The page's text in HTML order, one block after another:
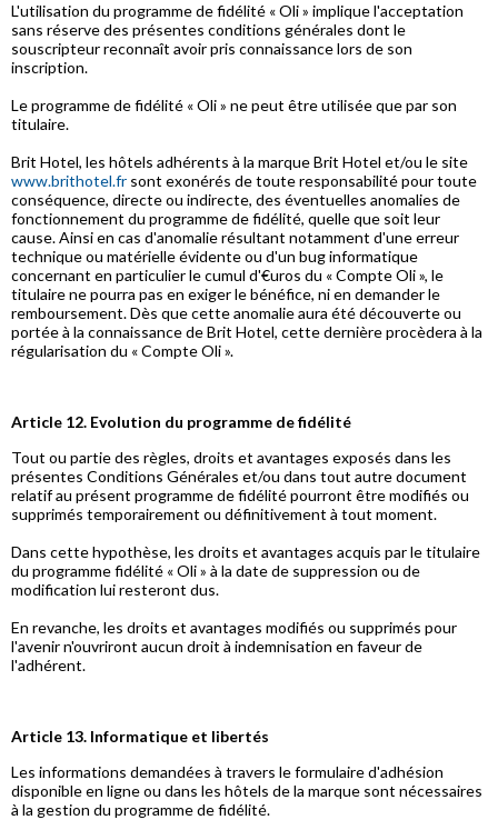
L'utilisation du programme de fidélité « Oli » implique l'acceptation
sans réserve des présentes conditions générales dont le
souscripteur reconnaît avoir pris connaissance lors de son
inscription.
Le programme de fidélité « Oli » ne peut être utilisée que par son
titulaire.
Brit Hotel, les hôtels adhérents à la marque Brit Hotel et/ou le site
www.brithotel.fr sont exonérés de toute responsabilité pour toute
conséquence, directe ou indirecte, des éventuelles anomalies de
fonctionnement du programme de fidélité, quelle que soit leur
cause. Ainsi en cas d'anomalie résultant notamment d'une erreur
technique ou matérielle évidente ou d'un bug informatique
concernant en particulier le cumul d'€uros du « Compte Oli », le
titulaire ne pourra pas en exiger le bénéfice, ni en demander le
remboursement. Dès que cette anomalie aura été découverte ou
portée à la connaissance de Brit Hotel, cette dernière procèdera à la
régularisation du « Compte Oli ».
Article 12. Evolution du programme de fidélité
Tout ou partie des règles, droits et avantages exposés dans les
présentes Conditions Générales et/ou dans tout autre document
relatif au présent programme de fidélité pourront être modifiés ou
supprimés temporairement ou définitivement à tout moment.
Dans cette hypothèse, les droits et avantages acquis par le titulaire
du programme fidélité « Oli » à la date de suppression ou de
modification lui resteront dus.
En revanche, les droits et avantages modifiés ou supprimés pour
l'avenir n'ouvriront aucun droit à indemnisation en faveur de
l'adhérent.
Article 13. Informatique et libertés
Les informations demandées à travers le formulaire d'adhésion
disponible en ligne ou dans les hôtels de la marque sont nécessaires
à la gestion du programme de fidélité.